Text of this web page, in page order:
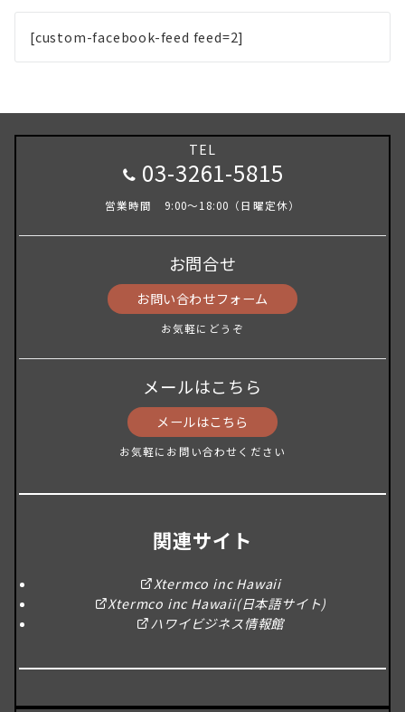
[custom-facebook-feed feed=2]
TEL
03-3261-5815
営業時間 9:00～18:00（日曜定休）
お問合せ
お問い合わせフォーム
お気軽にどうぞ
メールはこちら
メールはこちら
お気軽にお問い合わせください
関連サイト
Xtermco inc Hawaii
Xtermco inc Hawaii(日本語サイト)
ハワイビジネス情報館